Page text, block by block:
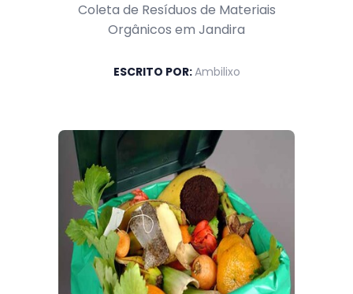
Coleta de Resíduos de Materiais
Orgânicos em Jandira
ESCRITO POR:Ambilixo